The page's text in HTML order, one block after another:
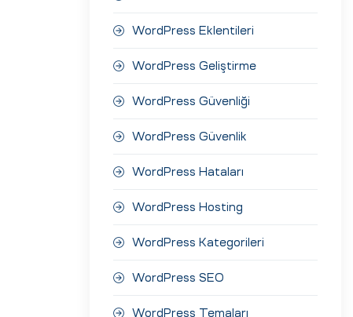
WordPress Eklentileri
WordPress Geliştirme
WordPress Güvenliği
WordPress Güvenlik
WordPress Hataları
WordPress Hosting
WordPress Kategorileri
WordPress SEO
WordPress Temaları